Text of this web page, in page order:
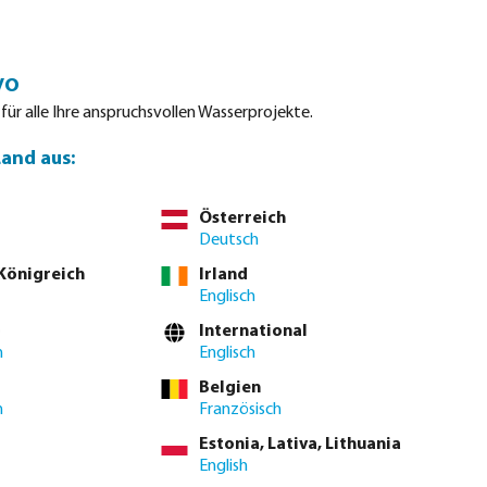
Waterpoints Service
Sie direkt über dievollständige Produkttabelle
Bitte oderkontaktieren Sie den Vertrieb
alle Ihre anspruchsvollen Wasserprojekte.
aus:
Österreich
Deutsch
Irland
Englisch
International
Englisch
Belgien
Französisch
Estonia, Lativa, Lithuania
English